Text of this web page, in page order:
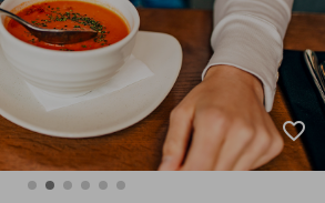
10+ miljoen leden
favorite_border